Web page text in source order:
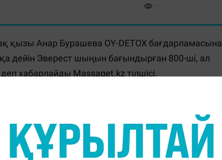
Анар Бурашева OY-DETOX бағдарламасына
дейін Эверест шыңын бағындырған 800-ші, ал
хабарлайды Massaget.kz тілшісі.
айтты.
40 мың доллар болған. Бұл -